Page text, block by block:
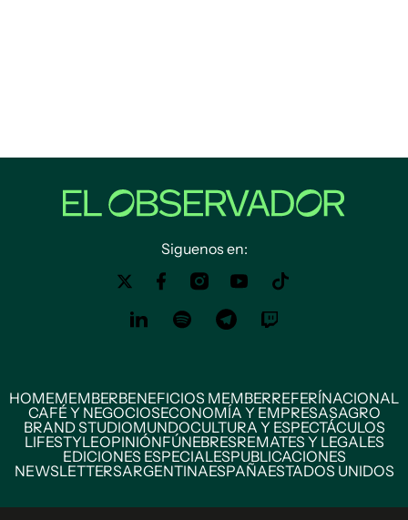
Siguenos en:
HOMEMEMBERBENEFICIOS MEMBERREFERÍNACIONAL
CAFÉ Y NEGOCIOSECONOMÍA Y EMPRESASAGRO
BRAND STUDIOMUNDOCULTURA Y ESPECTÁCULOS
LIFESTYLEOPINIÓNFÚNEBRESREMATES Y LEGALES
EDICIONES ESPECIALESPUBLICACIONES
NEWSLETTERSARGENTINAESPAÑAESTADOS UNIDOS